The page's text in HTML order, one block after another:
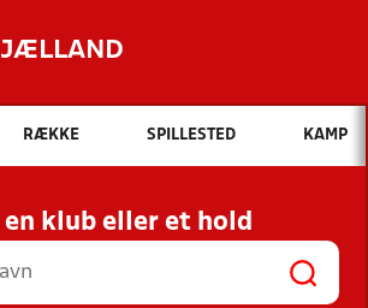
Hvad vil du søge efter?
INDHOLD OG NYHEDER
RESULTATER, KLUBBER OG
HOLD
RÆKKE SPILLESTED KAMP
en klub eller et hold